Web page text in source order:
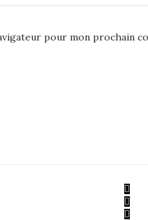
pour mon prochain